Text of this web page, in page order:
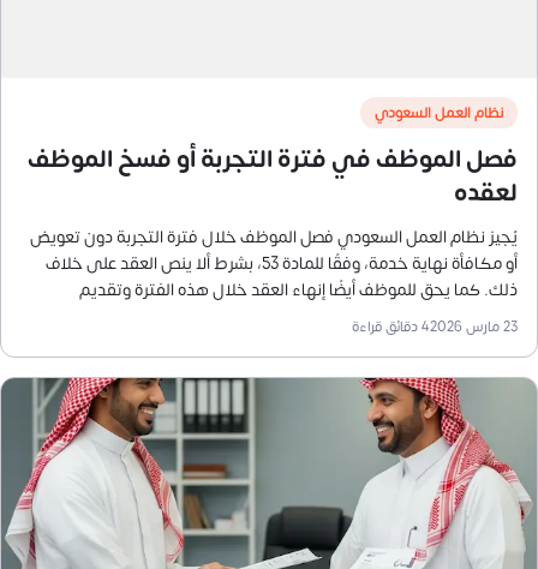
نظام العمل السعودي
فصل الموظف في فترة التجربة أو فسخ الموظف
لعقده
يُجيز نظام العمل السعودي فصل الموظف خلال فترة التجربة دون تعويض
أو مكافأة نهاية خدمة، وفقًا للمادة 53، بشرط ألا ينص العقد على خلاف
ذلك. كما يحق للموظف أيضًا إنهاء العقد خلال هذه الفترة وتقديم
استقالته، إذا لم يتضمن العقد شرطًا يمنع ذلك، مما يمنح كلا الطرفين
حرية إنهاء العلاقة التعاقدية خلال فترة التجربة دون التزامات إضافية.
23 مارس 2026 4دقائق قراءة